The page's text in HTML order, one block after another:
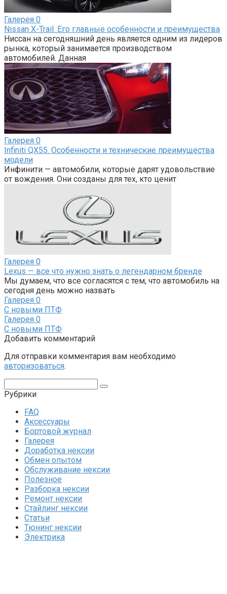
Галерея 0
Nissan X-Trail. Его главные особенности и преимущества
Ниссан на сегодняшний день является одним из лидеров
рынка, который занимается производством
автомобилей. Данная
Галерея 0
Infiniti QX55. Особенности и технические преимущества
модели
Инфинити — автомобили, которые дарят удовольствие
от вождения. Они созданы для тех, кто ценит
Галерея 0
Lexus — все что нужно знать о легендарном бренде
Мы думаем, что все согласятся с тем, что автомобиль на
сегодня день можно назвать
Галерея 0
С новыми ПТФ
Галерея 0
С новыми ПТФ
Добавить комментарий
Для отправки комментария вам необходимо
авторизоваться.
Рубрики
FAQ
Аксессуары
Бортовой журнал
Галерея
Доработка нексии
Обмен опытом
Обслуживание нексии
Полезное
Разборка нексии
Ремонт нексии
Стайлинг нексии
Статьи
Тюнинг нексии
Электрика